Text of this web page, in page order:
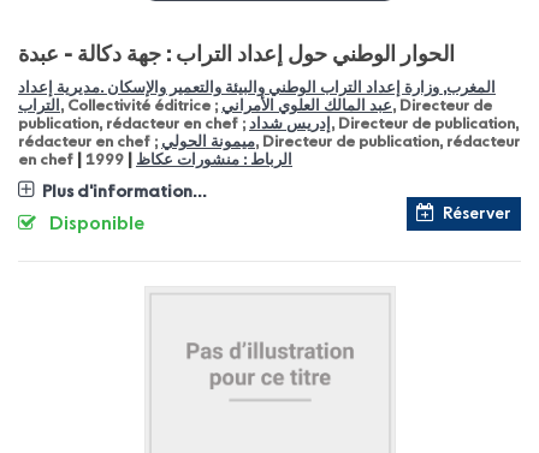
الحوار الوطني حول إعداد التراب : جهة دكالة - عبدة
المغرب, وزارة إعداد التراب الوطني والبيئة والتعمير والإسكان .مديرية إعداد
التراب , Collectivité éditrice ; عبد المالك العلوي الأمراني, Directeur de
publication, rédacteur en chef ; إدريس شداد , Directeur de publication,
rédacteur en chef ; ميمونة الحولي, Directeur de publication, rédacteur
en chef
الرباط : منشورات عكاظ 1999
Plus d'information...
Réserver
Disponible